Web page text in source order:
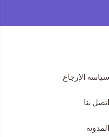
سياسة الإرجاع
اتصل بنا
المدونة